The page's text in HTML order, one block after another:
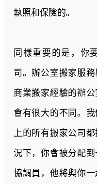
執照和保險的。
同樣重要的是，你
司。辦公室搬家服
商業搬家經驗的辦
會有很大的不同。
上的所有搬家公司
況下，你會被分配
協調員，他將與你